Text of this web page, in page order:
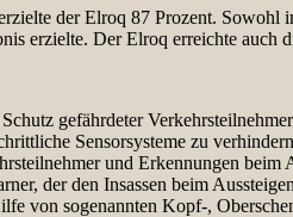
der Elroq 87 Prozent. Sowohl
erzielte. Der Elroq erreichte
gefährdeter
Sensorsysteme zu
und Erkennungen
der den Insassen beim
von sogenannten Kopf-,